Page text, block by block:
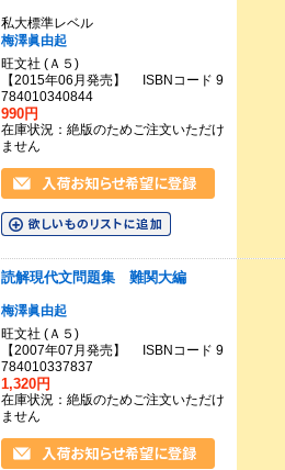
私大標準レベル
梅澤眞由起
旺文社 (Ａ５)
【2015年06月発売】 ISBNコード 9
784010340844
990円
在庫状況：絶版のためご注文いただけ
ません
読解現代文問題集 難関大編
梅澤眞由起
旺文社 (Ａ５)
【2007年07月発売】 ISBNコード 9
784010337837
1,320円
在庫状況：絶版のためご注文いただけ
ません